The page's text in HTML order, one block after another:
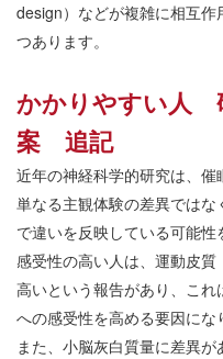
design）などが複雑に相互
つあります。
かかりやすい人
案 追記
近年の神経科学的研究は、催
単なる主観体験の差異では
で違いを反映している可能
感受性の高い人は、運動皮質
高いという報告があり、こ
への感受性を高める要因にな
また、小脳灰白質量に差異